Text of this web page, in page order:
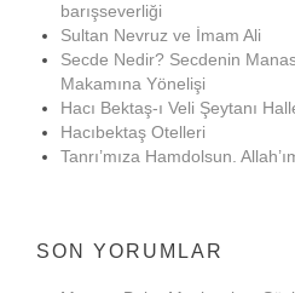
barışseverliği
Sultan Nevruz ve İmam Ali
Secde Nedir? Secdenin
Makamına Yönelişi
Hacı Bektaş-ı Veli Şeytanı
Hacıbektaş Otelleri
Tanrı’mıza Hamdolsun.
SON YORUMLAR